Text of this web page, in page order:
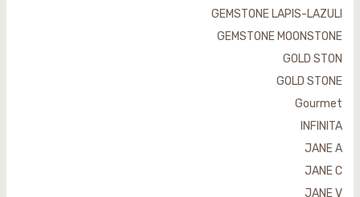
GEMSTONE LAPIS-LAZULI
GEMSTONE MOONSTONE
GOLD STON
GOLD STONE
Gourmet
INFINITA
JANE A
JANE C
JANE V